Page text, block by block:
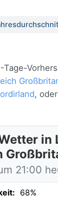
,
in
21:00
68%